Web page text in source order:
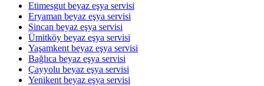
Etimesgut beyaz eşya servisi
Eryaman beyaz eşya servisi
Sincan beyaz eşya servisi
Ümitköy beyaz eşya servisi
Yaşamkent beyaz eşya servisi
Bağlıca beyaz eşya servisi
Çayyolu beyaz eşya servisi
Yenikent beyaz eşya servisi